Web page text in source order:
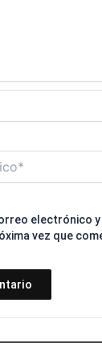
electrónico y
vez que